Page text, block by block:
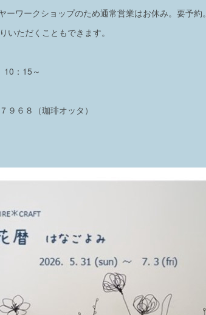
ワークショップのため通常営業はお休み。要予約。
ただくこともできます。
：15～
９６８（珈琲オッタ）